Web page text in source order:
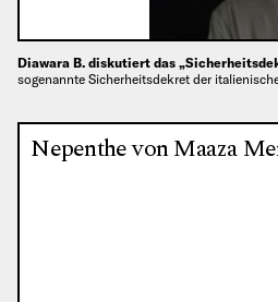
Diawara B. diskutiert das
sogenannte Sicherheitsdekret der
Nepenthe von Maaza